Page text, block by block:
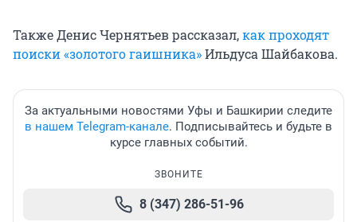
Также Денис Чернятьев рассказал,как проходят
поиски «золотого гаишника»Ильдуса Шайбакова.
За актуальными новостями Уфы и Башкирии следите
в нашем Telegram-канале. Подписывайтесь и будьте в
курсе главных событий.
ЗВОНИТЕ
8 (347) 286-51-96